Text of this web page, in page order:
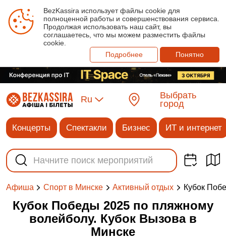
BezKassira использует файлы cookie для
полноценной работы и совершенствования сервиса.
Продолжая использовать наш сайт, вы
соглашаетесь, что мы можем разместить файлы
cookie.
Подробнее
Понятно
Ru
Выбрать
город
Концерты Спектакли Бизнес ИТ и интернет
Афиша Спорт в Минске Активный отдых Кубок
Кубок Победы 2025 по пляжному
волейболу. Кубок Вызова в
Минске